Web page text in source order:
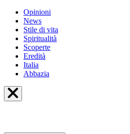
Opinioni
News
Stile di vita
Spiritualità
Scoperte
Eredità
Italia
Abbazia